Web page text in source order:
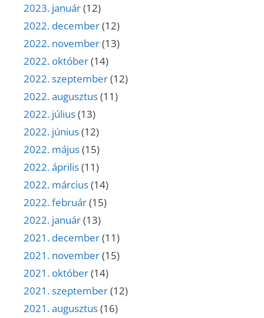
2023. január(12)
2022. december(12)
2022. november(13)
2022. október(14)
2022. szeptember(12)
2022. augusztus(11)
2022. július(13)
2022. június(12)
2022. május(15)
2022. április(11)
2022. március(14)
2022. február(15)
2022. január(13)
2021. december(11)
2021. november(15)
2021. október(14)
2021. szeptember(12)
2021. augusztus(16)